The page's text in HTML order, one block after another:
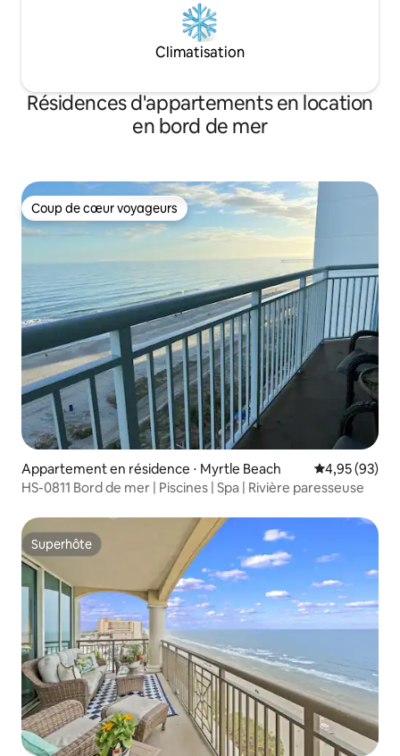
Climatisation
Résidences d'appartements en location
en bord de mer
Coup de cœur voyageurs
Coup de cœur voyageurs
Appartement en résidence ⋅ Myrtle Beach Évaluation
4,95 (93)
HS-0811 Bord de mer | Piscines | Spa | Rivière paresseuse
Superhôte
Superhôte